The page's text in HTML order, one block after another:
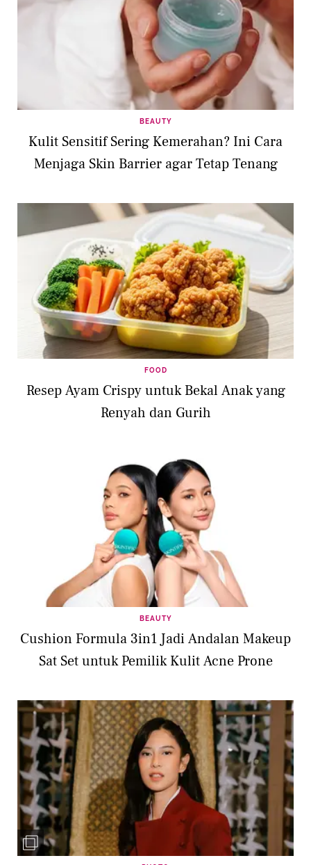
BEAUTY
Kulit Sensitif Sering Kemerahan? Ini Cara
Menjaga Skin Barrier agar Tetap Tenang
FOOD
Resep Ayam Crispy untuk Bekal Anak yang
Renyah dan Gurih
BEAUTY
Cushion Formula 3in1 Jadi Andalan Makeup
Sat Set untuk Pemilik Kulit Acne Prone